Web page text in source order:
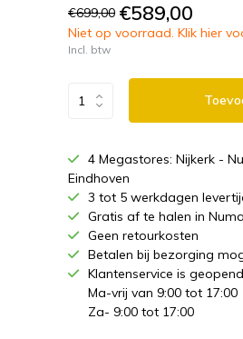
€699,00 €589,00
Niet op voorraad. Klik hier
Incl. btw
4 Megastores: Nijkerk -
Eindhoven
3 tot 5 werkdagen
Gratis af te halen in
Geen retourkosten
Betalen bij bezorging
Klantenservice is
Ma-vrij van 9:00 tot 17:00
Za- 9:00 tot 17:00